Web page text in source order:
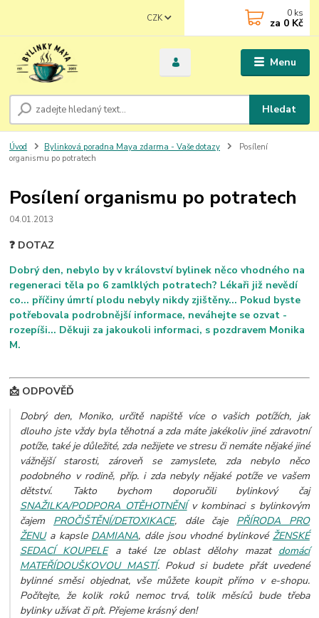
Menu
CZK
Hledat
0 ks
za 0 Kč
Úvod Bylinková poradna Maya zdarma - Vaše dotazy
Posílení
organismu po potratech
Posílení organismu po potratech
04.01.2013
❓ DOTAZ
Dobrý den, nebylo by v království bylinek něco vhodného na
regeneraci těla po 6 zamlklých potratech? Lékaři již nevědí
co... příčiny úmrtí plodu nebyly nikdy zjištěny... Pokud byste
potřebovala podrobnější informace, neváhejte se ozvat -
rozepíši... Děkuji za jakoukoli informaci, s pozdravem Monika
M.
📩 ODPOVĚĎ
Dobrý den, Moniko, určitě napiště více o vašich potížích, jak
dlouho jste vždy byla těhotná a zda máte jakékoliv jiné zdravotní
potíže, také je důležité, zda nežijete ve stresu či nemáte nějaké jiné
vážnější starosti, zároveň se zamyslete, zda nebylo něco
podobného v rodině, příp. i zda nebyly nějaké potíže ve vašem
dětství. Takto bychom doporučili bylinkový čaj
SNAŽILKA/PODPORA OTĚHOTNĚNÍv kombinaci s bylinkovým
čajem PROČIŠTĚNÍ/DETOXIKACE, dále čaje PŘÍRODA PRO
ŽENUa kapsle DAMIANA, dále jsou vhodné bylinkové ŽENSKÉ
SEDACÍ KOUPELEa také lze oblast dělohy mazat domácí
MATEŘÍDOUŠKOVOU MASTÍ. Pokud si budete přát uvedené
bylinné směsi objednat, vše můžete koupit přímo v e-shopu.
Počítejte, že kolik roků nemoc trvá, tolik měsíců bude třeba
bylinky užívat či pít. Přejeme krásný den!